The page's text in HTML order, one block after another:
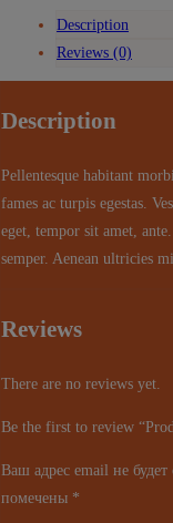
Description
Reviews (0)
Description
Pellentesque habitant
fames ac turpis egestas.
eget, tempor sit amet,
semper. Aenean ultricies
Reviews
There are no reviews yet.
Be the first to review
Ваш адрес email не будет
помечены *